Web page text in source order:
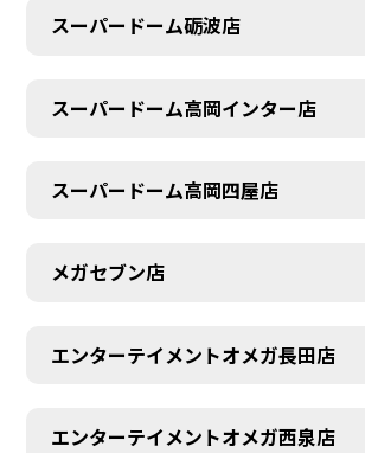
スーパードーム砺波店
スーパードーム高岡インター店
スーパードーム高岡四屋店
メガセブン店
エンターテイメントオメガ長田店
エンターテイメントオメガ西泉店